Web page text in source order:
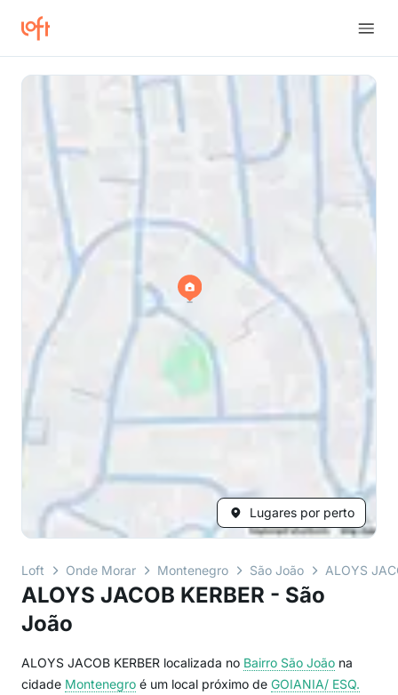
Lugares por perto
Loft Onde Morar Montenegro São João ALOYS
ALOYS JACOB KERBER - São
João
ALOYS JACOB KERBER localizada no Bairro São João na
cidade Montenegro é um local próximo de GOIANIA/ ESQ.